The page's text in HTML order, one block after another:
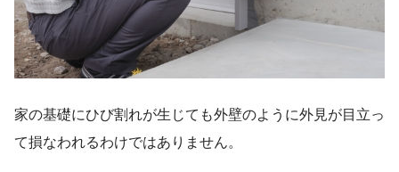
家の基礎にひび割れが生じても外壁のように外見が目立っ
て損なわれるわけではありません。